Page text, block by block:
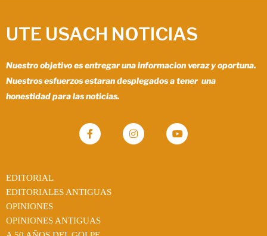
UTE USACH NOTICIAS
Nuestro objetivo es entregar una informacion veraz y oportuna.
Nuestros esfuerzos estaran desplegados a tener una
honestidad para las noticias.
EDITORIAL
EDITORIALES ANTIGUAS
OPINIONES
OPINIONES ANTIGUAS